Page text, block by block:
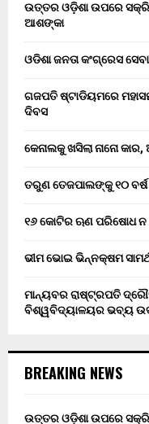
ଉତ୍ତର ଓଡ଼ିଶା ଉପରେ
ଆଶଙ୍କା
ଓଡିଶା ଜନତା କଂଗ୍ରେସ
ଗଜପତି ଷ୍ଟାଡିୟମରେ
ଦିବସ
କେନାଲକୁ ଖସିଲା ନାନୋ
ତରୁଣ ତେଜପାଲଙ୍କୁ ୧୦ ବର୍ଷ
୧୬ କୋଟିର ଋଣ ପରିଷୋଧ ନ
ଭୀମ ଭୋଇ ଭିନ୍ନକ୍ଷମ
ମାନ୍ୟବର ରାଷ୍ଟ୍ରପତି
ବିଶ୍ୱବିଦ୍ୟାଳୟର ଭବ୍ୟ
BREAKING NEWS
ଉତ୍ତର ଓଡ଼ିଶା ଉପରେ